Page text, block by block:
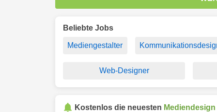
Beliebte Jobs
Mediengestalter
Web-Designer
Kostenlos die neuesten Mediendesign